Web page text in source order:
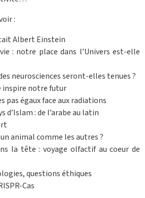
:
Albert Einstein
: notre place dans l’Univers est-elle
neurosciences seront-elles tenues ?
inspire notre futur
pas égaux face aux radiations
d’Islam : de l’arabe au latin
animal comme les autres ?
la tête : voyage olfactif au coeur de
questions éthiques
Cas